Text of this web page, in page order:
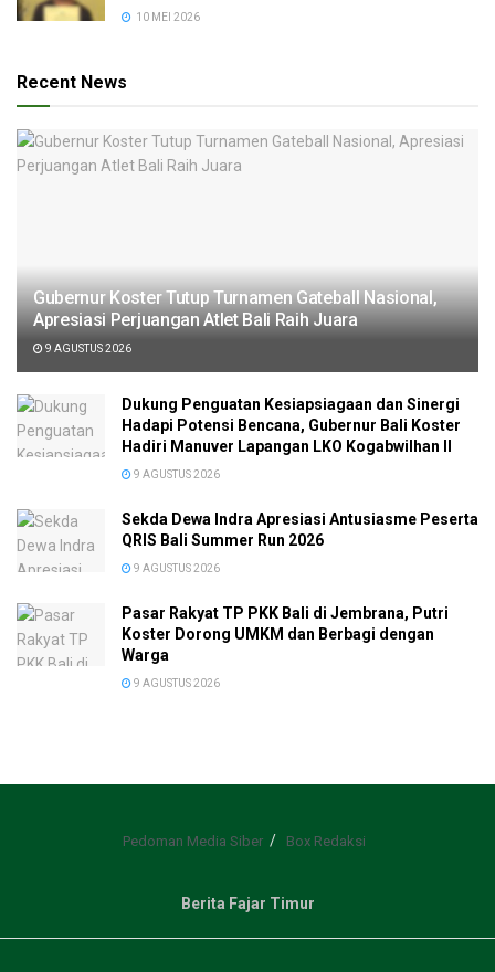
10 MEI 2026
Recent News
Gubernur Koster Tutup Turnamen Gateball Nasional,
Apresiasi Perjuangan Atlet Bali Raih Juara
9 AGUSTUS 2026
Dukung Penguatan Kesiapsiagaan dan Sinergi
Hadapi Potensi Bencana, Gubernur Bali Koster
Hadiri Manuver Lapangan LKO Kogabwilhan II
9 AGUSTUS 2026
Sekda Dewa Indra Apresiasi Antusiasme Peserta
QRIS Bali Summer Run 2026
9 AGUSTUS 2026
Pasar Rakyat TP PKK Bali di Jembrana, Putri
Koster Dorong UMKM dan Berbagi dengan
Warga
9 AGUSTUS 2026
Pedoman Media Siber Box Redaksi
Berita Fajar Timur